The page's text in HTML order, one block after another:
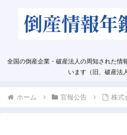
全国の倒産企業・破産法人の周知された情
います（旧、破産法
ホーム 官報公告 株式